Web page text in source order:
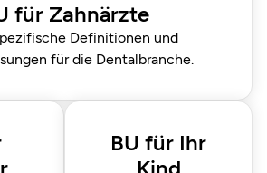
für Zahnärzte
Definitionen und
für die Dentalbranche.
BU für Ihr